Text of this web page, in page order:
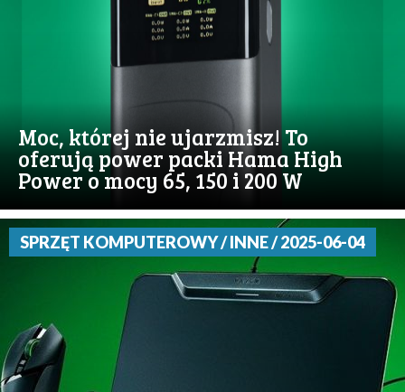
Moc, której nie ujarzmisz! To
oferują power packi Hama High
Power o mocy 65, 150 i 200 W
SPRZĘT KOMPUTEROWY / INNE / 2025-06-04